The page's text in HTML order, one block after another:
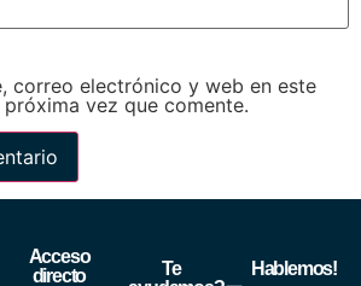
correo electrónico y web en este
vez que comente.
Acceso
directo
Te
Hablemos!